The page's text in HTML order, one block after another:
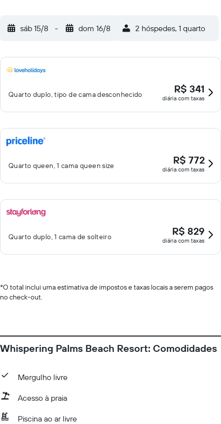
Outras instalações recreativas incluem uma sauna seca e uma
cobrança de taxa.
sáb 15/8 - dom 16/8 2 hóspedes, 1 quarto
Quarto duplo, tipo de cama desconhecido R$ 341
diária com taxas
Quarto queen, 1 cama queen size R$ 772
diária com taxas
Quarto duplo, 1 cama de solteiro R$ 829
diária com taxas
*O total inclui uma estimativa de impostos e taxas locais a serem pagos
no check-out.
Whispering Palms Beach Resort: Comodidades
Mergulho livre
Acesso à praia
Piscina ao ar livre